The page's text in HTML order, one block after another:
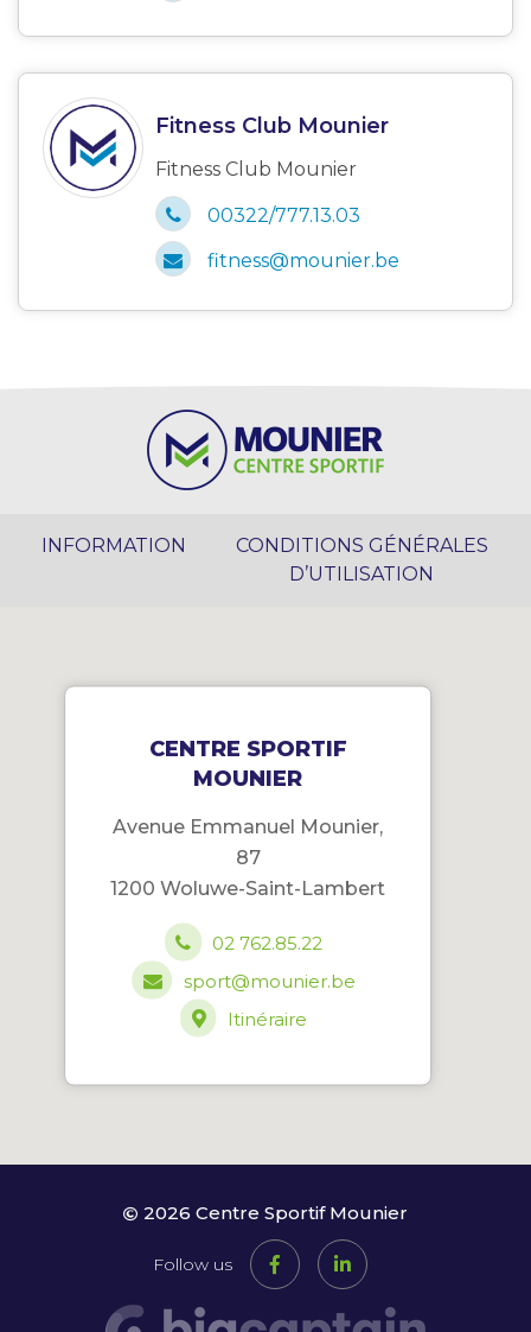
Fitness Club Mounier
Fitness Club Mounier
00322/777.13.03
fitness@mounier.be
INFORMATION
CONDITIONS GÉNÉRALES
D’UTILISATION
CENTRE SPORTIF
MOUNIER
Avenue Emmanuel Mounier,
87
1200 Woluwe-Saint-Lambert
02 762.85.22
sport@mounier.be
Itinéraire
2026 Centre Sportif Mounier
Follow us